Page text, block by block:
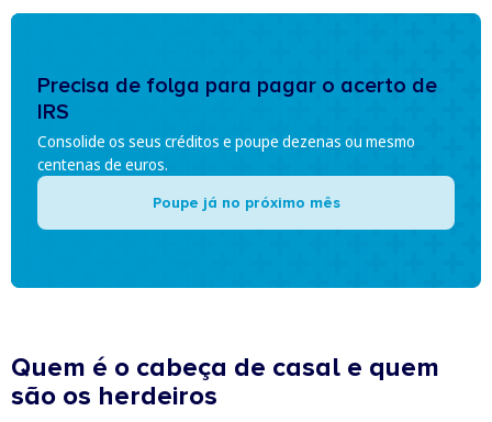
Precisa de folga para pagar o acerto de
IRS
Consolide os seus créditos e poupe dezenas ou mesmo
centenas de euros.
Poupe já no próximo mês
Quem é o cabeça de casal e quem
são os herdeiros